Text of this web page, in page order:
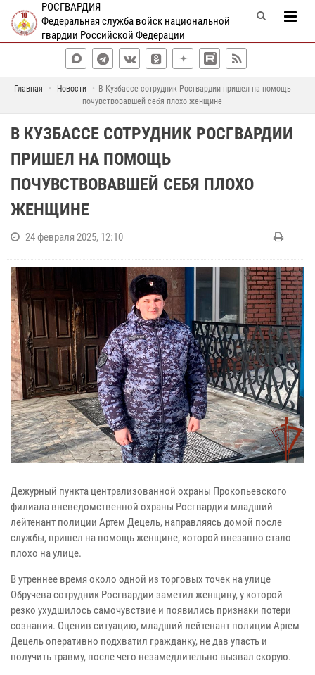
РОСГВАРДИЯ
Федеральная служба войск национальной
гвардии Российской Федерации
Главная Новости
В Кузбассе сотрудник Росгвардии пришел на помощь
почувствовавшей себя плохо женщине
В КУЗБАССЕ СОТРУДНИК РОСГВАРДИИ
ПРИШЕЛ НА ПОМОЩЬ
ПОЧУВСТВОВАВШЕЙ СЕБЯ ПЛОХО
ЖЕНЩИНЕ
24 февраля 2025, 12:10
Дежурный пункта централизованной охраны Прокопьевского
филиала вневедомственной охраны Росгвардии младший
лейтенант полиции Артем Децель, направляясь домой после
службы, пришел на помощь женщине, которой внезапно стало
плохо на улице.
В утреннее время около одной из торговых точек на улице
Обручева сотрудник Росгвардии заметил женщину, у которой
резко ухудшилось самочувствие и появились признаки потери
сознания. Оценив ситуацию, младший лейтенант полиции Артем
Децель оперативно подхватил гражданку, не дав упасть и
получить травму, после чего незамедлительно вызвал скорую.